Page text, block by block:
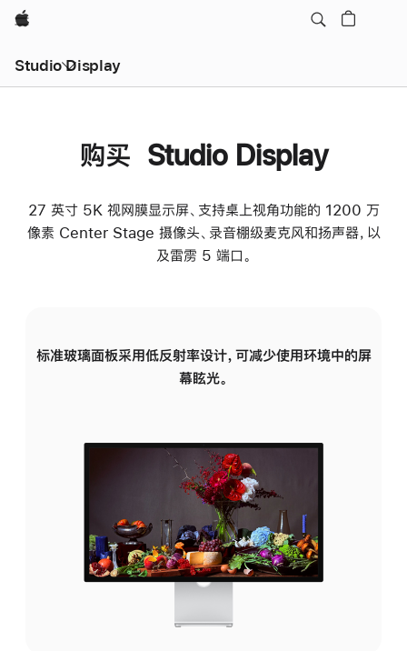
Apple
Studio Display
购买 Studio Display
27 英寸 5K 视网膜显示屏、支持桌上视角功能的 1200 万
像素 Center Stage 摄像头、录音棚级麦克风和扬声器，以
及雷雳 5 端口。
标准玻璃面板采用低反射率设计，可减少使用环境中的屏
幕眩光。